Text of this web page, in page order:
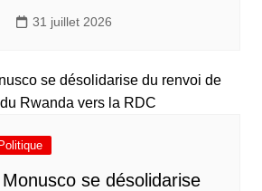
31 juillet 2026
Politique
se désolidarise